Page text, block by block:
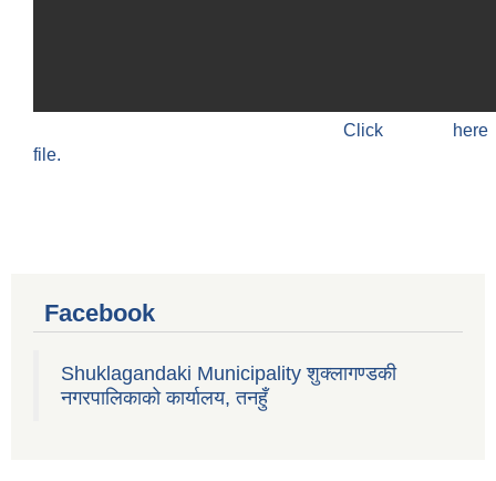
Click
file.
Facebook
Shuklagandaki Municipality शुक्लागण्डकी
नगरपालिकाको कार्यालय, तनहुँ